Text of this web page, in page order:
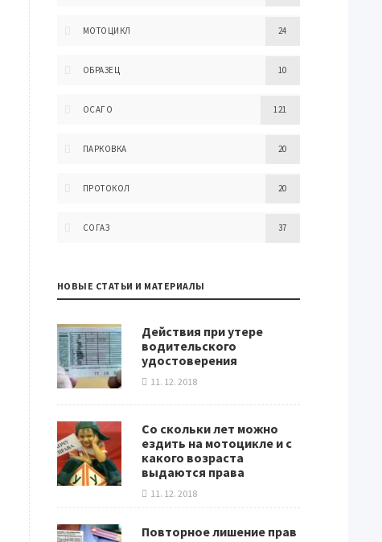
МОТОЦИКЛ 24
ОБРАЗЕЦ 10
ОСАГО 121
ПАРКОВКА 20
ПРОТОКОЛ 20
СОГАЗ 37
НОВЫЕ СТАТЬИ И МАТЕРИАЛЫ
Действия при утере
водительского
удостоверения
11. 12. 2018
Со скольки лет можно
ездить на мотоцикле и с
какого возраста
выдаются права
11. 12. 2018
Повторное лишение прав